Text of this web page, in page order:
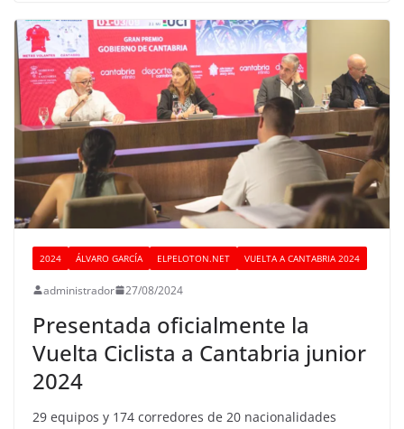
2024 ÁLVARO GARCÍA ELPELOTON.NET VUELTA A CANTABRIA 2024
administrador 27/08/2024
Presentada oficialmente la
Vuelta Ciclista a Cantabria junior
2024
29 equipos y 174 corredores de 20 nacionalidades